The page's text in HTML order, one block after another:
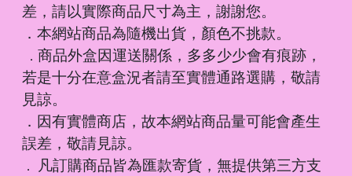
差，請以實際商品尺寸為主，謝謝您。
．本網站商品為隨機出貨，顏色不挑款。
． 商品外盒因運送關係，多多少少會有痕跡，
若是十分在意盒況者請至實體通路選購，敬請
見諒。
．因有實體商店，故本網站商品量可能會產生
誤差，敬請見諒。
． 凡訂購商品皆為匯款寄貨，無提供第三方支